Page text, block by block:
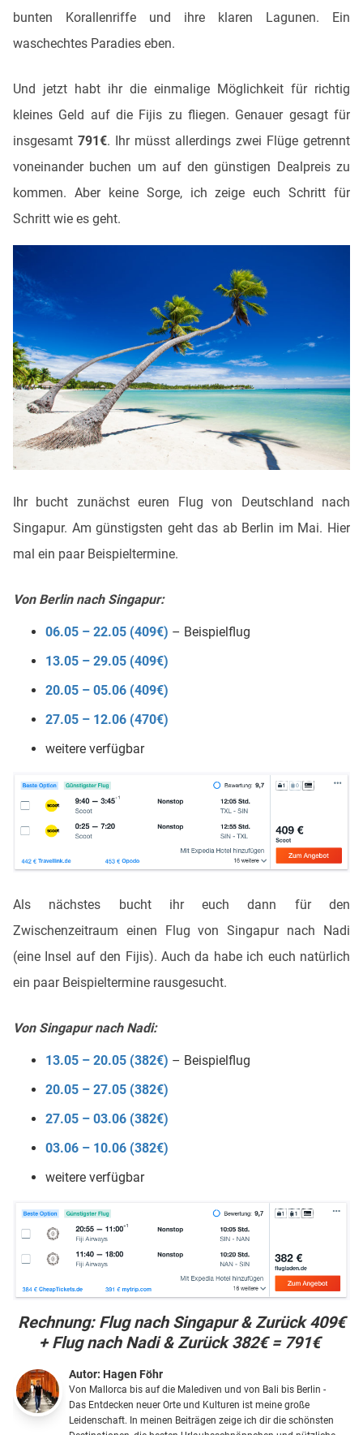
bunten Korallenriffe und ihre klaren Lagunen. Ein
waschechtes Paradies eben.
Und jetzt habt ihr die einmalige Möglichkeit für richtig
kleines Geld auf die Fijis zu fliegen. Genauer gesagt für
insgesamt 791€. Ihr müsst allerdings zwei Flüge getrennt
voneinander buchen um auf den günstigen Dealpreis zu
kommen. Aber keine Sorge, ich zeige euch Schritt für
Schritt wie es geht.
Ihr bucht zunächst euren Flug von Deutschland nach
Singapur. Am günstigsten geht das ab Berlin im Mai. Hier
mal ein paar Beispieltermine.
Von Berlin nach Singapur:
06.05 – 22.05 (409€) – Beispielflug
13.05 – 29.05 (409€)
20.05 – 05.06 (409€)
27.05 – 12.06 (470€)
weitere verfügbar
Als nächstes bucht ihr euch dann für den
Zwischenzeitraum einen Flug von Singapur nach Nadi
(eine Insel auf den Fijis). Auch da habe ich euch natürlich
ein paar Beispieltermine rausgesucht.
Von Singapur nach Nadi:
13.05 – 20.05 (382€) – Beispielflug
20.05 – 27.05 (382€)
27.05 – 03.06 (382€)
03.06 – 10.06 (382€)
weitere verfügbar
Rechnung: Flug nach Singapur & Zurück 409€
+ Flug nach Nadi & Zurück 382€ = 791€
Autor: Hagen Föhr
Von Mallorca bis auf die Malediven und von Bali bis Berlin -
Das Entdecken neuer Orte und Kulturen ist meine große
Leidenschaft. In meinen Beiträgen zeige ich dir die schönsten